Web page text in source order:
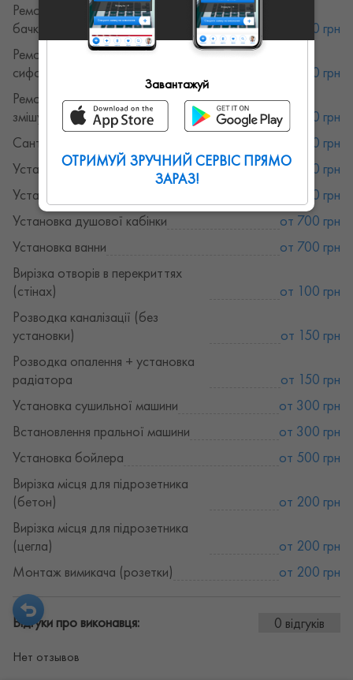
Ремонт сантехніки. Ремонт зливних
бачків
от 300 грн
Ремонт сантехніки. Ремонт крану,
сифону, змішувача
от 300 грн
Ремонт сантехніки. Заміна крану,
змішувача
от 300 грн
Сантехнік
от 200 грн
Установка біде
от 500 грн
Установка унітазу
от 500 грн
Установка душової кабінки
от 700 грн
Установка ванни
от 700 грн
Вирізка отворів в перекриттях
(стінах)
от 100 грн
Розводка каналізації (без
установки)
от 150 грн
Розводка опалення + установка
радіатора
от 150 грн
Установка сушильної машини
от 300 грн
Встановлення пральної машини
от 300 грн
Установка бойлера
от 500 грн
Вирізка місця для підрозетника
(бетон)
от 200 грн
Вирізка місця для підрозетника
(цегла)
от 200 грн
Монтаж вимикача (розетки)
от 200 грн
Відгуки про виконавця: 0 відгуків
Нет отзывов
Завантажуй
ОТРИМУЙ ЗРУЧНИЙ СЕРВІС ПРЯМО
ЗАРАЗ!